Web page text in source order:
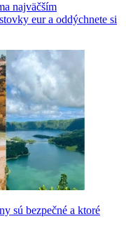
najväčším
eur a oddýchnete si
sú bezpečné a ktoré